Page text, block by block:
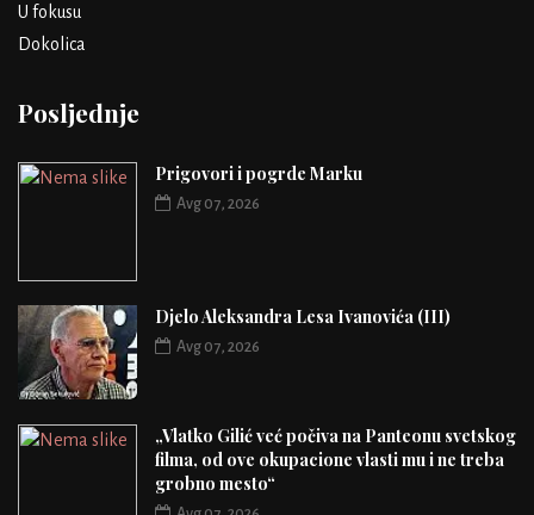
U fokusu
Dokolica
Posljednje
Prigovori i pogrde Marku
Avg 07, 2026
Djelo Aleksandra Lesa Ivanovića (III)
Avg 07, 2026
„Vlatko Gilić već počiva na Panteonu svetskog
filma, od ove okupacione vlasti mu i ne treba
grobno mesto“